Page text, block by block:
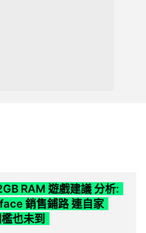
RAM 遊戲建議 分析:
銷售鋪路 連自家
也未到